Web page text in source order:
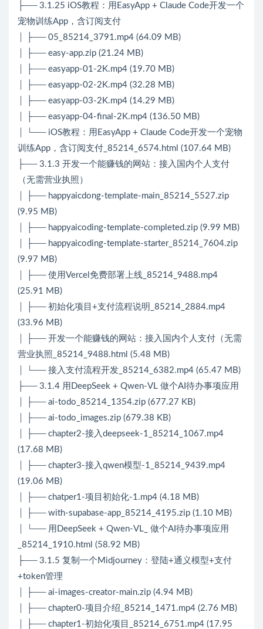
├── 3.1.25 iOS教程：用EasyApp + Claude Code开发一个
宠物训练App，含订阅支付
│ ├── 05_85214_3791.mp4 (64.09 MB)
│ ├── easy-app.zip (21.24 MB)
│ ├── easyapp-01-2K.mp4 (19.70 MB)
│ ├── easyapp-02-2K.mp4 (32.28 MB)
│ ├── easyapp-03-2K.mp4 (14.29 MB)
│ ├── easyapp-04-final-2K.mp4 (136.50 MB)
│ └── iOS教程：用EasyApp + Claude Code开发一个宠物
训练App，含订阅支付_85214_6574.html (107.64 MB)
├── 3.1.3 开发一个能赚钱的网站：接入国内个人支付
（无需营业执照）
│ ├── happyaicdong-template-main_85214_5527.zip
(9.95 MB)
│ ├── happyaicoding-template-completed.zip (9.99 MB)
│ ├── happyaicoding-template-starter_85214_7604.zip
(9.97 MB)
│ ├── 使用Vercel免费部署上线_85214_9488.mp4
(25.91 MB)
│ ├── 初始化项目+支付流程说明_85214_2884.mp4
(33.96 MB)
│ ├── 开发一个能赚钱的网站：接入国内个人支付（无需
营业执照_85214_9488.html (5.48 MB)
│ └── 接入支付流程开发_85214_6382.mp4 (65.47 MB)
├── 3.1.4 用DeepSeek + Qwen-VL 做个AI待办事项应用
│ ├── ai-todo_85214_1354.zip (677.27 KB)
│ ├── ai-todo_images.zip (679.38 KB)
│ ├── chapter2-接入deepseek-1_85214_1067.mp4
(17.68 MB)
│ ├── chapter3-接入qwen模型-1_85214_9439.mp4
(19.06 MB)
│ ├── chatper1-项目初始化-1.mp4 (4.18 MB)
│ ├── with-supabase-app_85214_4195.zip (1.10 MB)
│ └── 用DeepSeek + Qwen-VL_ 做个AI待办事项应用
_85214_1910.html (58.92 MB)
├── 3.1.5 复制一个Midjourney：登陆+通义模型+支付
+token管理
│ ├── ai-images-creator-main.zip (4.94 MB)
│ ├── chapter0-项目介绍_85214_1471.mp4 (2.76 MB)
│ ├── chapter1-初始化项目_85214_6751.mp4 (17.95